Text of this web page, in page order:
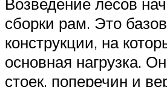
сборки рам. Это
конструкции, на
основная нагрузка.
стоек, поперечин и